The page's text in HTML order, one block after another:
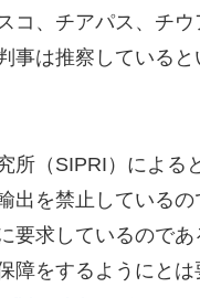
コ、チアパス、チ
事は推察している
所（SIPRI）によ
出を禁止している
要求しているので
障をするようにとは